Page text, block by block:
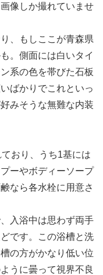
像しか撮れていませ
、もしここが青森県
。側面には白いタイ
系の色を帯びた石板
ばかりでこれといっ
みそうな無難な内装
おり、うち1基には
ーやボディーソープ
なら各水栓に用意さ
入浴中は思わず両手
です。この浴槽と洗
の方がかなり低い位
うに曇って視界不良